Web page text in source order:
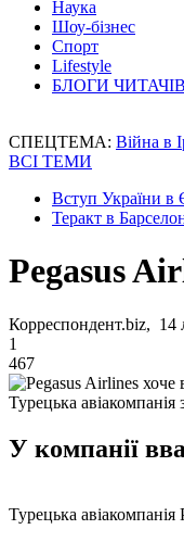
Наука
Шоу-бізнес
Спорт
Lifestyle
БЛОГИ ЧИТАЧІВ
СПЕЦТЕМА: Війна в
ВСІ ТЕМИ
Вступ України в
Теракт в
Pegasus
Корреспондент.biz, 14
1
467
Турецька авіакомпанія
У компанії
Турецька